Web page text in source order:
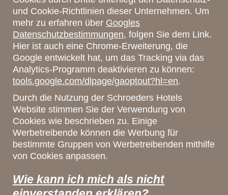
und Cookie-Richtlinien dieser Unternehmen. Um
mehr zu erfahren über Googles
Datenschutzbestimmungen, folgen Sie dem Link.
Hier ist auch eine Chrome-Erweiterung, die
Google entwickelt hat, um das Tracking via das
Analytics-Programm deaktivieren zu können:
tools.google.com/dlpage/gaoptout?hl=en.
Durch die Nutzung der Schroeders Hotels
Website stimmen Sie der Verwendung von
Cookies wie beschrieben zu. Einige
Werbetreibende können die Werbung für
bestimmte Gruppen von Werbetreibenden mithilfe
von Cookies anpassen.
Wie kann ich mich als nicht